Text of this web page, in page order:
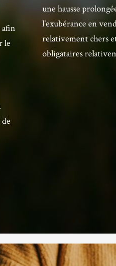
afin
le
une hausse
l'exubérance en
relativement chers
obligataires